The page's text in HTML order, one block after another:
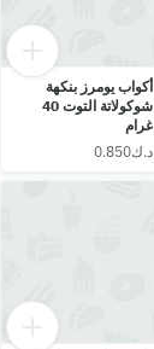
أكواب يومرز بنكهة
شوكولاتة التوت 40
غرام
⁦د.ك0.850⁩